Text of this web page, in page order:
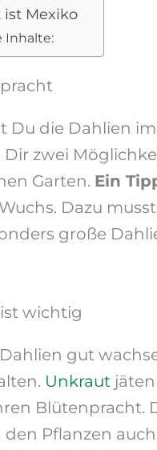
ist Mexiko
Inhalte:
Du die Dahlien
Dir zwei
Garten. Ein
Dazu
große
wichtig
gut
Unkraut
Blütenpracht.
Pflanzen